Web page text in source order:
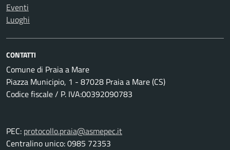
Eventi
Luoghi
CONTATTI
Comune di Praia a Mare
Piazza Municipio, 1 - 87028 Praia a Mare (CS)
Codice fiscale / P. IVA:00392090783
PEC: protocollo.praia@asmepec.it
Centralino unico: 0985 72353